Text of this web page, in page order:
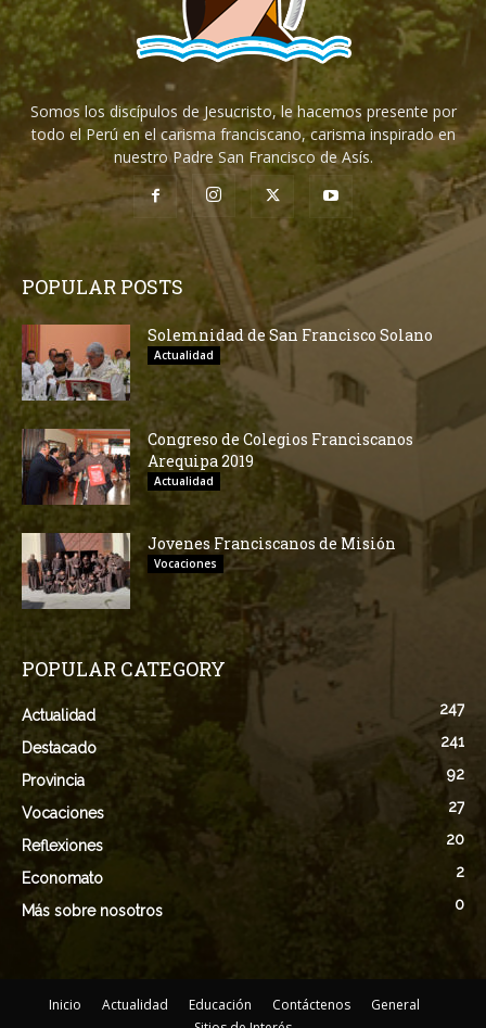
Somos los discípulos de Jesucristo, le hacemos presente por
todo el Perú en el carisma franciscano, carisma inspirado en
nuestro Padre San Francisco de Asís.
POPULAR POSTS
Solemnidad de San Francisco Solano
Actualidad
Congreso de Colegios Franciscanos
Arequipa 2019
Actualidad
Jovenes Franciscanos de Misión
Vocaciones
POPULAR CATEGORY
Actualidad 247
Destacado 241
Provincia 92
Vocaciones 27
Reflexiones 20
Economato 2
Más sobre nosotros 0
Inicio Actualidad Educación Contáctenos
General